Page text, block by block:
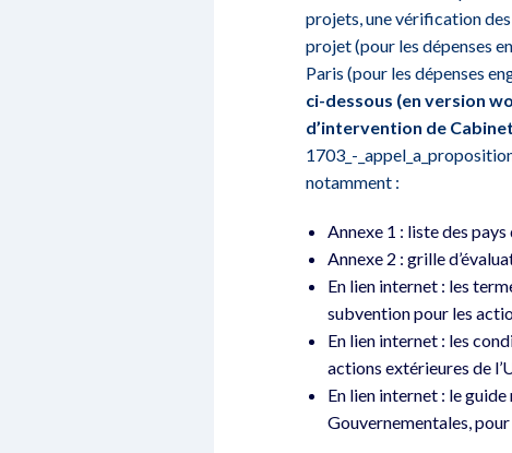
projets, une vérification des
projet (pour les dépenses
Paris (pour les dépenses
ci-dessous (en version
d’intervention de
1703_-
notamment :
Annexe 1 : liste des
Annexe 2 : grille
En lien internet : les
subvention pour les
En lien internet : les
actions extérieures de
En lien internet : le
Gouvernementales,